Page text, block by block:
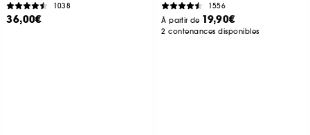
1038
36,00€
1556
À partir de 19,90€
2 contenances disponibles